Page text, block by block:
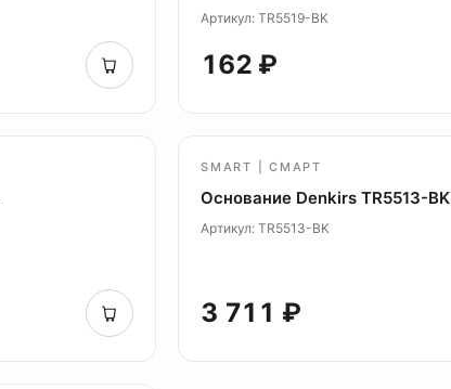
Артикул: TR5519-BK
162 ₽
SMART | СМАРТ
Основание Denkirs TR5513-BK
Артикул: TR5513-BK
3 711 ₽